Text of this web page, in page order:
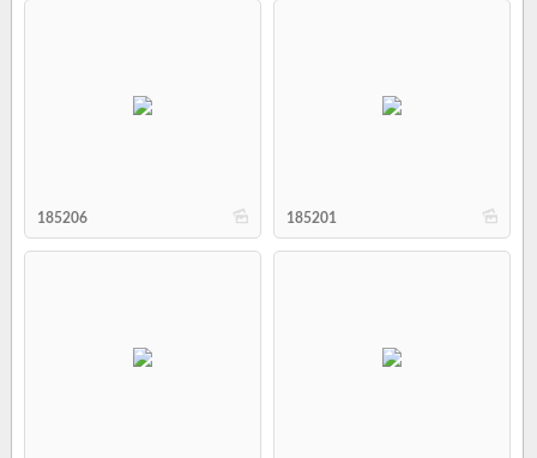
b
185206 b
185201